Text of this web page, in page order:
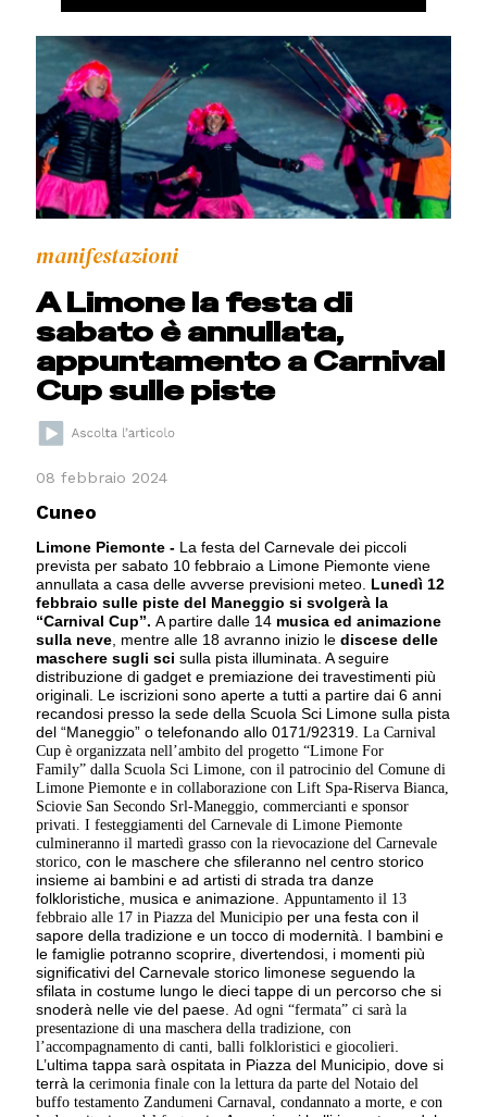
manifestazioni
A Limone la festa di
sabato è annullata,
appuntamento a Carnival
Cup sulle piste
08 febbraio 2024
Cuneo
Limone Piemonte - La festa del Carnevale dei piccoli
prevista per sabato 10 febbraio a Limone Piemonte viene
annullata a casa delle avverse previsioni meteo. Lunedì 12
febbraio sulle piste del Maneggio si svolgerà la
“Carnival Cup”.A partire dalle 14 musica ed animazione
sulla neve , mentre alle 18 avranno inizio lediscese delle
maschere sugli sci sulla pista illuminata. A seguire
distribuzione di gadget e premiazione dei travestimenti più
originali. Le iscrizioni sono aperte a tutti a partire dai 6 anni
recandosi presso la sede della Scuola Sci Limone sulla pista
del “Maneggio” o telefonando allo 0171/92319.La Carnival
Cup è organizzata nell’ambito del progetto “Limone For
Family” dalla Scuola Sci Limone, con il patrocinio del Comune di
Limone Piemonte e in collaborazione con Lift Spa-Riserva Bianca,
Sciovie San Secondo Srl-Maneggio, commercianti e sponsor
privati. I festeggiamenti del Carnevale di Limone Piemonte
culmineranno il martedì grasso con la rievocazione del Carnevale
storico,con le maschere che sfileranno nel centro storico
insieme ai bambini e ad artisti di strada tra danze
folkloristiche, musica e animazione. Appuntamento il 13
febbraio alle 17 in Piazza del Municipio per una festa con il
sapore della tradizione e un tocco di modernità. I bambini e
le famiglie potranno scoprire, divertendosi, i momenti più
significativi del Carnevale storico limonese seguendo la
sfilata in costume lungo le dieci tappe di un percorso che si
snoderà nelle vie del paese. Ad ogni “fermata” ci sarà la
presentazione di una maschera della tradizione, con
l’accompagnamento di canti, balli folkloristici e giocolieri
L’ultima tappa sarà ospitata in Piazza del Municipio, dove si
terrà lacerimonia finale con la lettura da parte del Notaio del
buffo testamento Zandumeni Carnaval, condannato a morte, e con